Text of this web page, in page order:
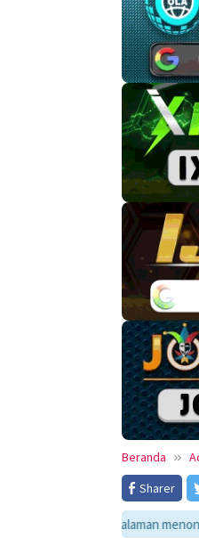
Beranda
Sharer
pengalaman menonton film